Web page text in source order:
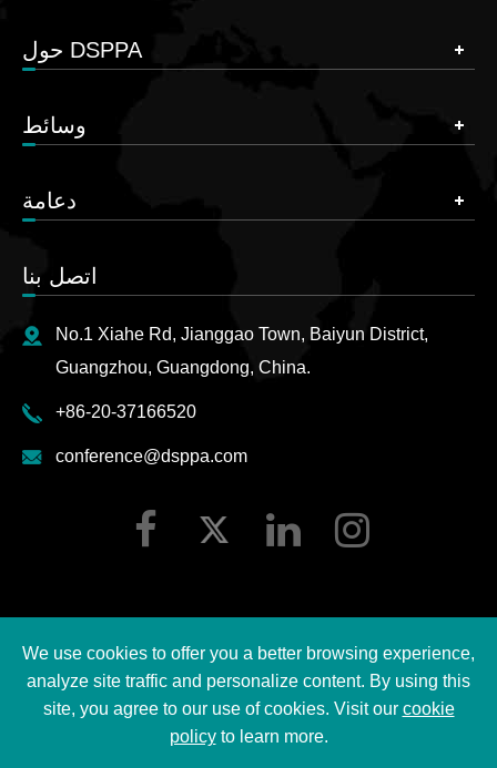
حول DSPPA
وسائط
دعامة
اتصل بنا
No.1 Xiahe Rd, Jianggao Town, Baiyun District,
Guangzhou, Guangdong, China.
+86-20-37166520
conference@dsppa.com
حقوق الطبع ©
2026 Guangzhou DSPPA Audio Co., Ltd.
خريطة الموقع
|
We use cookies to offer you a better browsing experience,
analyze site traffic and personalize content. By using this
site, you agree to our use of cookies. Visit our cookie
policyto learn more.